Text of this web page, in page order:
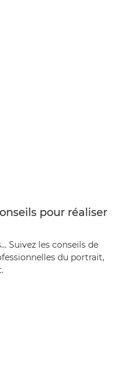
pour réaliser
Suivez les conseils de
du portrait,